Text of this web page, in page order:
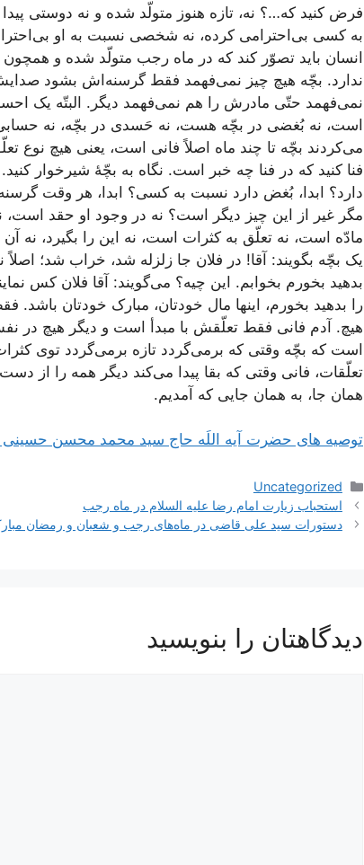
فرض کنید که…؟ نه، تازه هنوز متولّد شده و نه دوستی
به کسی بی‌احترامی کرده، نه شخصی نسبت به او
انسان باید تصوّر کند که در ماه رجب متولّد شده و
ندارد. بچّه هیچ چیز نمی‌فهمد فقط گرسنه‌اش بشود صدایش
نمی‌فهمد حتّی مادرش را هم نمی‌فهمد دیگر. البتّه یک
است، نه بُغضی در بچّه هست، نه حَسدی در بچّه، نه حسابی
می‌کردند بچّه تا چند ماه اصلاً فانی است، یعنی هیچ نوع
فنا کنید که در فنا چه خبر است. نگاه به بچّۀ شیرخوار
دارد؟ ابدا، بُغض دارد نسبت به کسی؟ ابدا، هر وقت
مگر غیر از این چیز دیگر است؟ نه در وجود او حقد
مادّه است، نه تعلّق به کثرات است، نه این را بگیرد،‌ نه
یک بچّه بگویند: آقا! در فلان جا زلزله شد، خراب شد؛
بدهید بخورم بخوابم. این چیه؟ می‌گویند: آقا فلان کس
را بدهید بخورم، اینها مال خودتان، مبارک خودتان
هیچ. آدم فانی فقط تعلّقش با مبدأ است و دیگر هیچ در
است که بچّه وقتی که برمی‌گردد تازه برمی‌گردد توی
تعلّقات، فانی وقتی که بقا پیدا می‌کند دیگر همه را از
همان جا، به همان جایی که آمدیم.
توصیه های حضرت آیه اللَه حاج سید محمد محسن حسینی
دسته‌ها
Uncategorized
ناوبری
نوشته‌ها
استحباب زيارت امام رضا عليه السلام در ماه رجب
دستورات سید علی قاضی در ماه‌های رجب و شعبان و رمضان
دیدگاهتان را بنویسید